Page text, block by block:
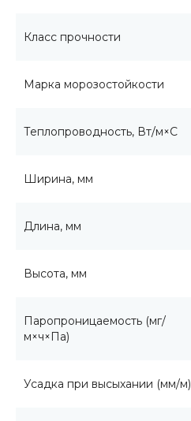
Класс прочности
Марка морозостойкости
Теплопроводность, Вт/м×С
Ширина, мм
Длина, мм
Высота, мм
Паропроницаемость (мг/
м×ч×Па)
Усадка при высыхании (мм/м)